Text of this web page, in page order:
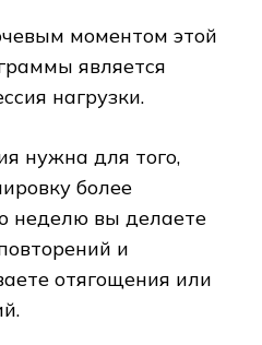
моментом этой
является
нагрузки.
нужна для того,
более
неделю вы делаете
и
отягощения или